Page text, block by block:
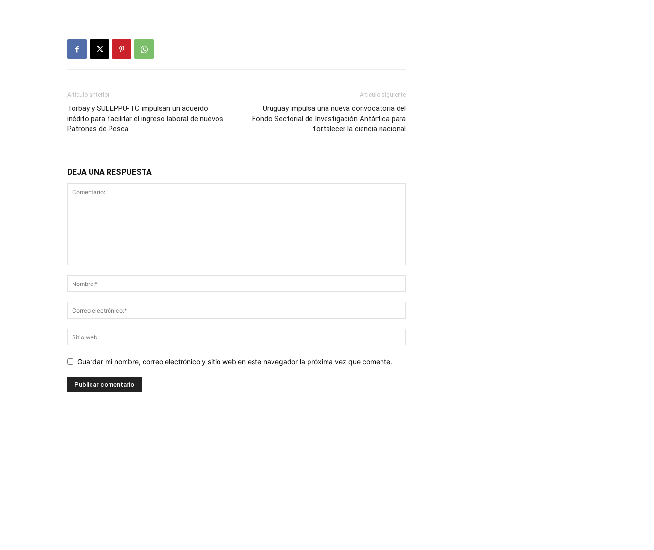
Artículo anterior
Torbay y SUDEPPU-TC impulsan un acuerdo
inédito para facilitar el ingreso laboral de nuevos
Patrones de Pesca
Artículo siguiente
Uruguay impulsa una nueva convocatoria del
Fondo Sectorial de Investigación Antártica para
fortalecer la ciencia nacional
DEJA UNA RESPUESTA
Guardar mi nombre, correo electrónico y sitio web en este navegador la próxima vez que comente.